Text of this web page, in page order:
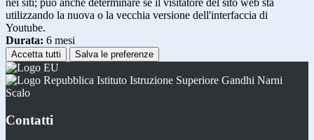
nei siti; può anche determinare se il visitatore del sito web sta
utilizzando la nuova o la vecchia versione dell'interfaccia di
Youtube.
Durata: 6 mesi
Accetta tutti Salva le preferenze
Istituto Istruzione Superiore Gandhi Narni
Scalo
Contatti